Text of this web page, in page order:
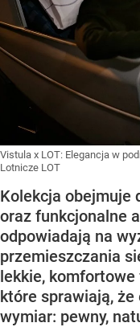
Vistula x LOT: Elegancja w
Lotnicze LOT
Kolekcja obejmuje
oraz funkcjonalne
odpowiadają na
przemieszczania
lekkie,
które sprawiają,
wymiar: pewny,